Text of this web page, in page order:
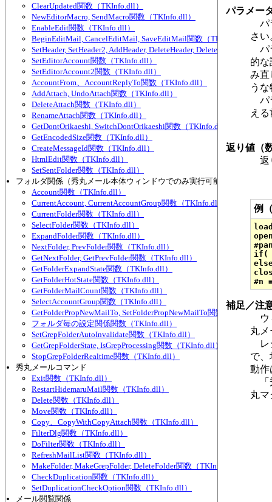
ClearUpdated関数（TKInfo.dll）
NewEditorMacro, SendMacro関数（TKInfo.dll）
EnableEdit関数（TKInfo.dll）
BeginEditMail, CancelEditMail, SaveEditMail関数（TKInfo.dll）
SetHeader, SetHeader2, AddHeader, DeleteHeader, DeleteHeader2,
SetEditorAccount関数（TKInfo.dll）
SetEditorAccount2関数（TKInfo.dll）
AccountFrom、AccountReplyTo関数（TKInfo.dll）
AddAttach, UndoAttach関数（TKInfo.dll）
DeleteAttach関数（TKInfo.dll）
RenameAttach関数（TKInfo.dll）
GetDontOrikaeshi, SwitchDontOrikaeshi関数（TKInfo.dll）
GetEncodedSize関数（TKInfo.dll）
CreateMessageId関数（TKInfo.dll）
HtmlEdit関数（TKInfo.dll）
SetSentFolder関数（TKInfo.dll）
フォルダ関係（秀丸メール本体ウィンドウでのみ実行可能な物が多い）
Account関数（TKInfo.dll）
CurrentAccount, CurrentAccountGroup関数（TKInfo.dll）
CurrentFolder関数（TKInfo.dll）
SelectFolder関数（TKInfo.dll）
ExpandFolder関数（TKInfo.dll）
NextFolder, PrevFolder関数（TKInfo.dll）
GetNextFolder, GetPrevFolder関数（TKInfo.dll）
GetFolderExpandState関数（TKInfo.dll）
GetFolderHotState関数（TKInfo.dll）
GetFolderMailCount関数（TKInfo.dll）
SelectAccountGroup関数（TKInfo.dll）
GetFolderPropNewMailTo, SetFolderPropNewMailTo関数（TKInfo.dll
フォルダ毎の設定関係関数（TKInfo.dll）
SetGrepFolderAutoInvalidate関数（TKInfo.dll）
GetGrepFolderState, IsGrepProcessing関数（TKInfo.dll）
StopGrepFolderRealtime関数（TKInfo.dll）
秀丸メールコマンド
Exit関数（TKInfo.dll）
RestartHidemaruMail関数（TKInfo.dll）
Delete関数（TKInfo.dll）
Move関数（TKInfo.dll）
Copy、CopyWithCopyAttach関数（TKInfo.dll）
FilterDlg関数（TKInfo.dll）
DoFilter関数（TKInfo.dll）
RefreshMailList関数（TKInfo.dll）
MakeFolder, MakeGrepFolder, DeleteFolder関数（TKInfo.dll）
CheckDuplication関数（TKInfo.dll）
SetDuplicationCheckOption関数（TKInfo.dll）
メール閲覧関係
パラメー
パ
さい
パ
的
み直
う
パ
え
返り値（
返
例
if(
補足／注
ウ
丸
レ
で
動作
「
丸マ